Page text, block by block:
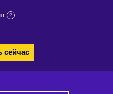
сейчас